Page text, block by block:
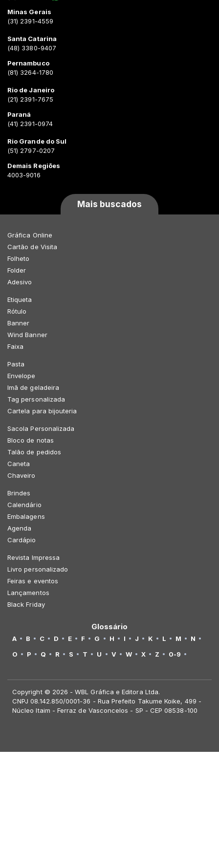
Minas Gerais
(31) 2391-4559
Santa Catarina
(48) 3380-9407
Pernambuco
(81) 3264-1780
Rio de Janeiro
(21) 2391-7675
Paraná
(41) 2391-0974
Rio Grande do Sul
(51) 2797-0207
Demais Regiões
4003-9016
Mais buscados
Gráfica Online
Cartão de Visita
Folheto
Folder
Adesivo
Etiqueta
Rótulo
Banner
Wind Banner
Faixa
Pasta
Envelope
Imã de geladeira
Tag personalizada
Cartela para bijouteria
Sacola Personalizada
Bloco de notas
Talão de pedidos
Caneta
Chaveiro
Brindes
Calendário
Embalagens
Agenda
Cardápio
Revista Impressa
Livro personalizado
Feiras e eventos
Lançamentos
Black Friday
Glossário
A B C D E F G H I J K L M
N
O
P Q R S T U V W X Z 0-9
Copyright © 2026 - WBL Gráfica e Editora Ltda.
CNPJ 08.142.850/0001-36 - Rua Prefeito Takume Koike, 499 -
Núcleo Itaim - Ferraz de Vasconcelos - SP - CEP 08538-100